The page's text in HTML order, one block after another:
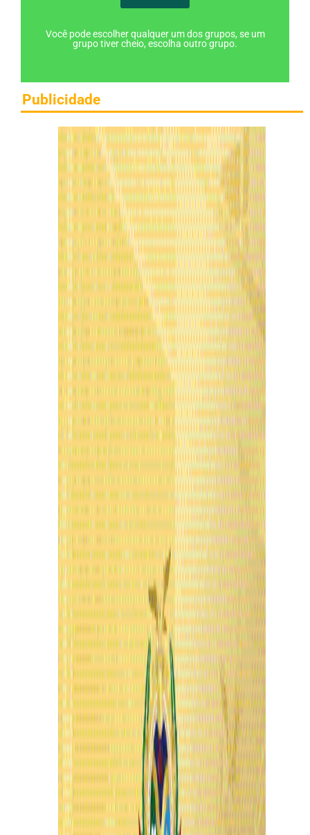
Você pode escolher qualquer um dos grupos, se um
grupo tiver cheio, escolha outro grupo.
Publicidade